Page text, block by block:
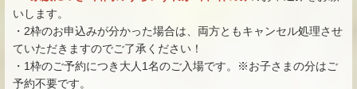
いします。
・2枠のお申込みが分かった場合は、両方ともキャンセル処理させ
ていただきますのでご了承ください！
・1枠のご予約につき大人1名のご入場です。※お子さまの分はご
予約不要です。